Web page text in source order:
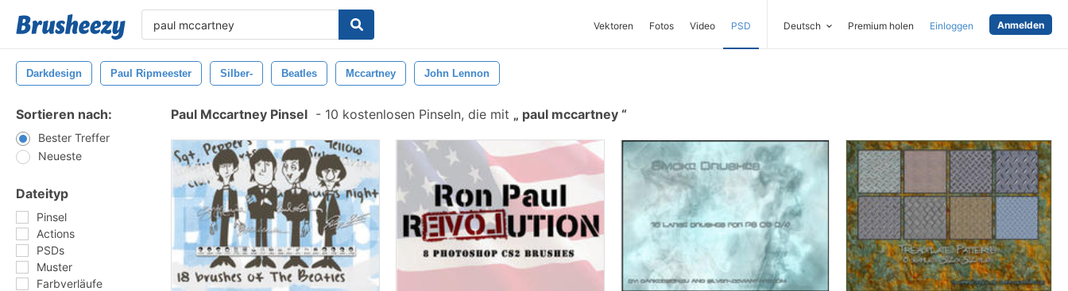
Vektoren Fotos Video PSD Deutsch Premium holen Einloggen Anmelden
Darkdesign Paul Ripmeester Silber- Beatles Mccartney John Lennon
Sortieren nach:
Bester Treffer
Neueste
Dateityp
Pinsel
Actions
PSDs
Muster
Farbverläufe
Paul Mccartney Pinsel - 10 kostenlosen Pinseln, die mit paul mccartney